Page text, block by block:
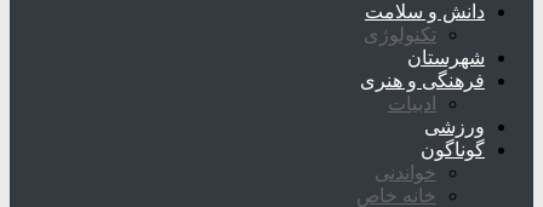
دانش و سلامت
تکنولوژی
شهرستان
فرهنگی و هنری
ادبیات
ورزشی
گوناگون
خواندنی
خانه خاص